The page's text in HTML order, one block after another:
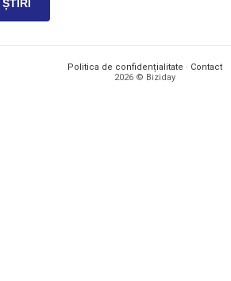
Politica de confidențialitate · Contact
2026 © Biziday